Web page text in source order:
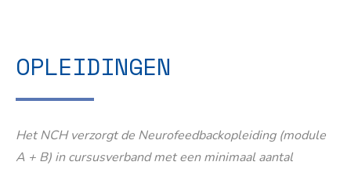
OPLEIDINGEN
Het NCH verzorgt de Neurofeedbackopleiding (module
A + B) in cursusverband met een minimaal aantal